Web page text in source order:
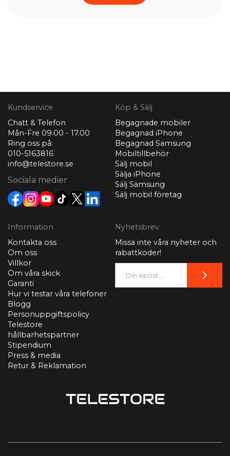
Kundservice
Chatt & Telefon
Mån-Fre 09.00 - 17.00
Ring oss på:
010-5163816
info@telestore.se
Sociala medier
Köp & Sälj
Begagnade mobiler
Begagnad iPhone
Begagnad Samsung
Mobiltillbehör
Sälj mobil
Sälja iPhone
Sälj Samsung
Sälj mobil företag
Information
Kontakta oss
Om oss
Villkor
Om våra skick
Garanti
Hur vi testar våra telefoner
Blogg
Personuppgiftspolicy
Telestore
hållbarhetspartner
Stipendium
Press & media
Retur & Reklamation
Nyhetsbrev
Missa inte våra nyheter och
rabattkoder!